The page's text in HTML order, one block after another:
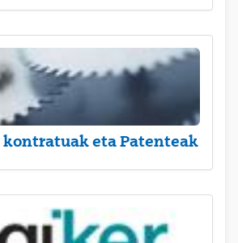
kontratuak eta Patenteak